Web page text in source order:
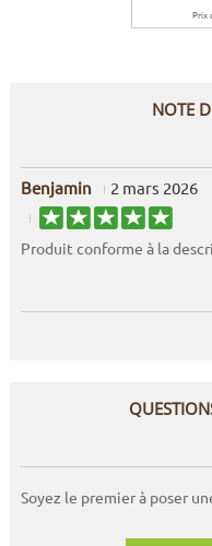
Prix
NOTE
Benjamin 2 mars 2026
Produit conforme à la
Soyez le premier à poser